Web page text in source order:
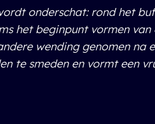
onderschat: rond het
het beginpunt vormen
wending genomen na
te smeden en vormt een